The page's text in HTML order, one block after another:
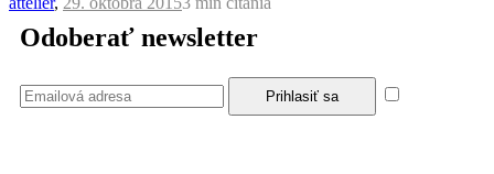
Odoberať newsletter